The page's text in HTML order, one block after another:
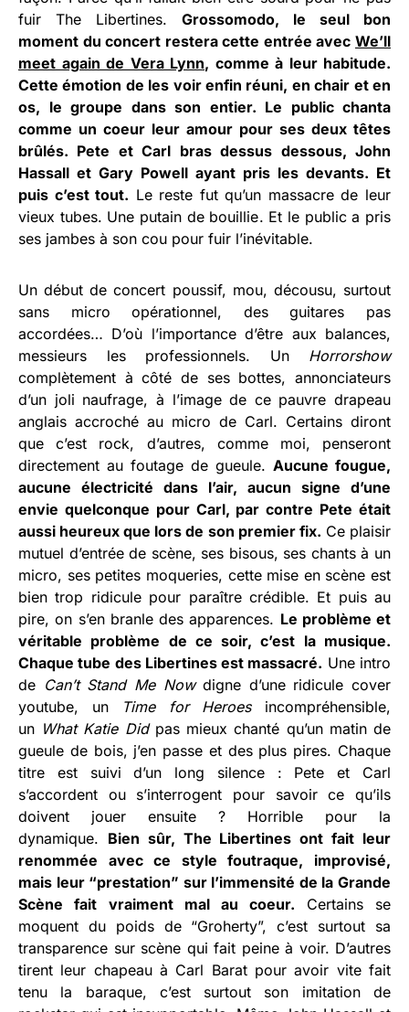
fuir The Libertines. Grossomodo, le seul bon
moment du concert restera cette entrée avec We’ll
meet again de Vera Lynn, comme à leur habitude.
Cette émotion de les voir enfin réuni, en chair et en
os, le groupe dans son entier. Le public chanta
comme un coeur leur amour pour ses deux têtes
brûlés. Pete et Carl bras dessus dessous, John
Hassall et Gary Powell ayant pris les devants. Et
puis c’est tout. Le reste fut qu’un massacre de leur
vieux tubes. Une putain de bouillie. Et le public a pris
ses jambes à son cou pour fuir l’inévitable.
Un début de concert poussif, mou, décousu, surtout
sans micro opérationnel, des guitares pas
accordées… D’où l’importance d’être aux balances,
messieurs les professionnels. Un Horrorshow
complètement à côté de ses bottes, annonciateurs
d’un joli naufrage, à l’image de ce pauvre drapeau
anglais accroché au micro de Carl. Certains diront
que c’est rock, d’autres, comme moi, penseront
directement au foutage de gueule. Aucune fougue,
aucune électricité dans l’air, aucun signe d’une
envie quelconque pour Carl, par contre Pete était
aussi heureux que lors de son premier fix. Ce plaisir
mutuel d’entrée de scène, ses bisous, ses chants à un
micro, ses petites moqueries, cette mise en scène est
bien trop ridicule pour paraître crédible. Et puis au
pire, on s’en branle des apparences. Le problème et
véritable problème de ce soir, c’est la musique.
Chaque tube des Libertines est massacré. Une intro
de Can’t Stand Me Nowdigne d’une ridicule cover
youtube, un
Time for Heroesincompréhensible,
un What Katie Didpas mieux chanté qu’un matin de
gueule de bois, j’en passe et des plus pires. Chaque
titre est suivi d’un long silence : Pete et Carl
s’accordent ou s’interrogent pour savoir ce qu’ils
doivent jouer ensuite ? Horrible pour la
dynamique. Bien sûr, The Libertines ont fait leur
renommée avec ce style foutraque, improvisé,
mais leur “prestation” sur l’immensité de la Grande
Scène fait vraiment mal au coeur. Certains se
moquent du poids de “Groherty”, c’est surtout sa
transparence sur scène qui fait peine à voir. D’autres
tirent leur chapeau à Carl Barat pour avoir vite fait
tenu la baraque, c’est surtout son imitation de